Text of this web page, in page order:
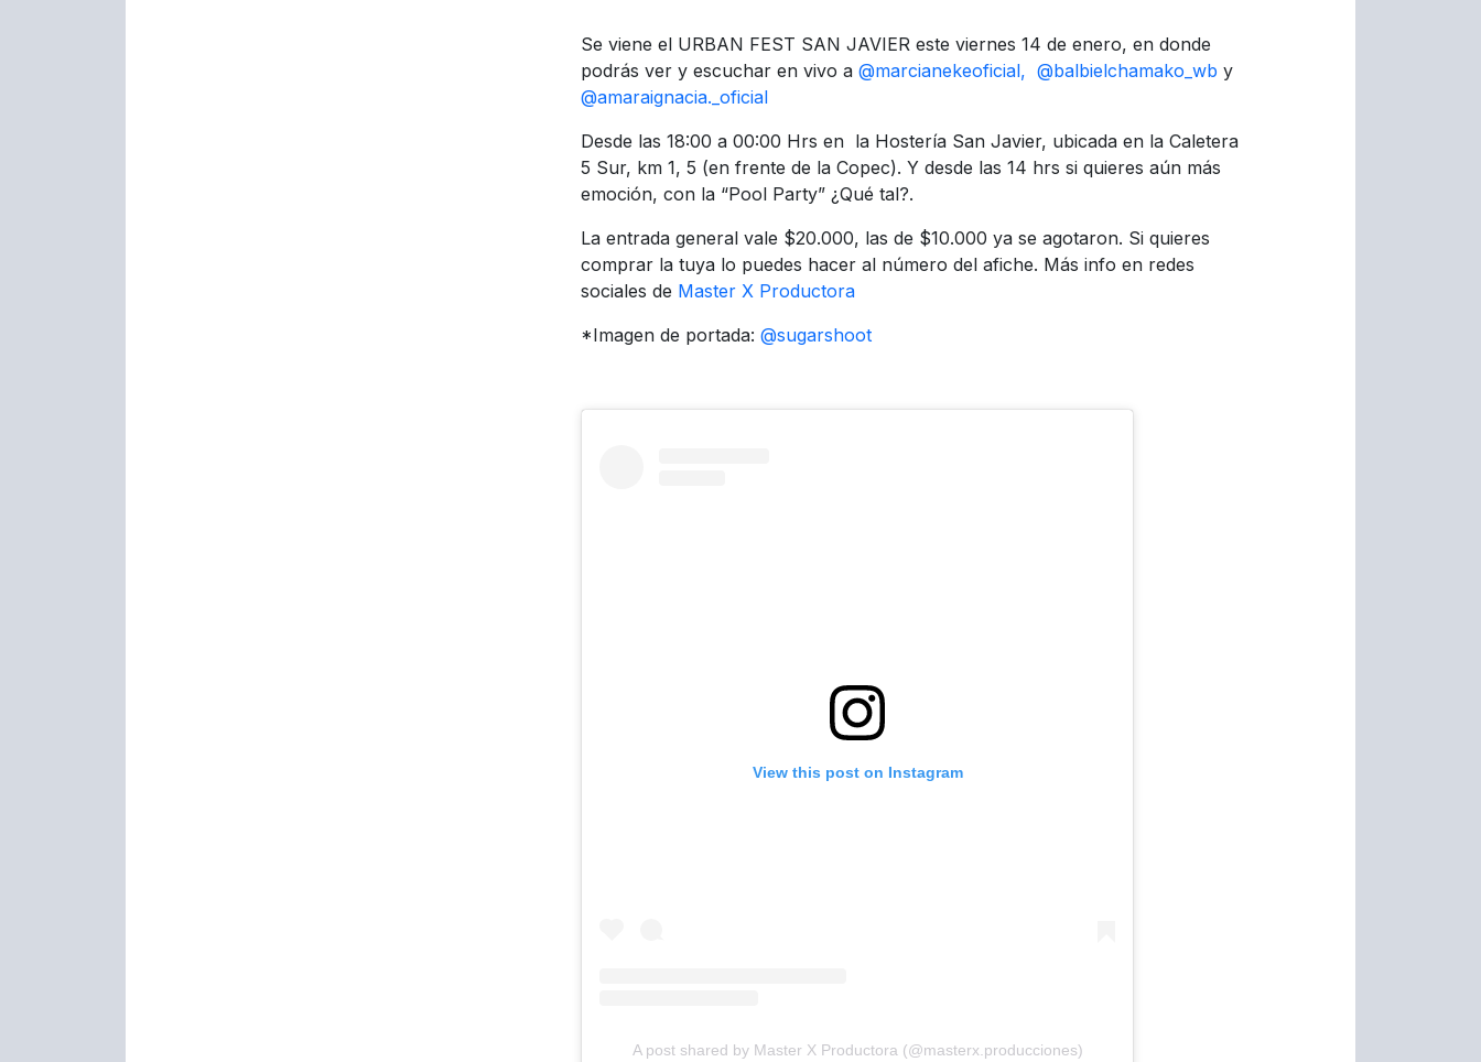
Se viene el URBAN FEST SAN JAVIER este viernes 14 de enero, en donde
podrás ver y escuchar en vivo a@marcianekeoficial,@balbielchamako_wb y
@amaraignacia._oficial
Desde las 18:00 a 00:00 Hrs en la Hostería San Javier, ubicada en la Caletera
5 Sur, km 1, 5 (en frente de la Copec). Y desde las 14 hrs si quieres aún más
emoción, con la “Pool Party” ¿Qué tal?.
La entrada general vale $20.000, las de $10.000 ya se agotaron. Si quieres
comprar la tuya lo puedes hacer al número del afiche. Más info en redes
sociales de Master X Productora
*Imagen de portada:@sugarshoot
View this post on Instagram
A post shared by Master X Productora (@masterx.producciones)